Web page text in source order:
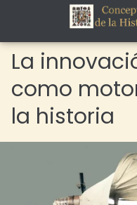
La
como
la historia